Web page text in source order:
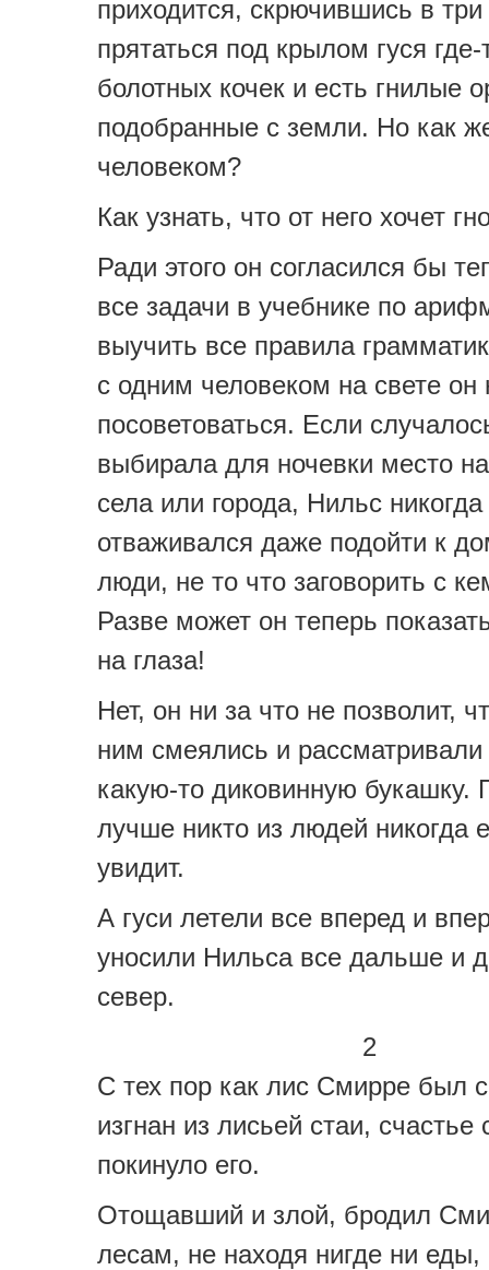
приходится, скрючившись в три
прятаться под крылом гуся где-
болотных кочек и есть гнилые
подобранные с земли. Но как
человеком?
Как узнать, что от него хочет
Ради этого он согласился бы
все задачи в учебнике по
выучить все правила
с одним человеком на свете он
посоветоваться. Если
выбирала для ночевки место
села или города, Нильс
отваживался даже подойти к
люди, не то что заговорить с
Разве может он теперь
на глаза!
Нет, он ни за что не позволит,
ним смеялись и рассматривали
какую-то диковинную букашку.
лучше никто из людей никогда
увидит.
А гуси летели все вперед и
уносили Нильса все дальше и
север.
2
С тех пор как лис Смирре был
изгнан из лисьей стаи, счастье
покинуло его.
Отощавший и злой, бродил
лесам, не находя нигде ни еды,